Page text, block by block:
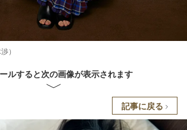
）
ルすると次の画像が表示されます
記事に戻る